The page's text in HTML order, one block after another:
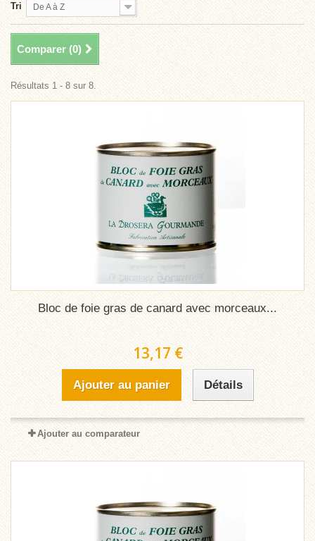
Tri De A à Z
Comparer (0)
Résultats 1 - 8 sur 8.
Bloc de foie gras de canard avec morceaux...
13,17 €
Ajouter au panier Détails
Ajouter au comparateur